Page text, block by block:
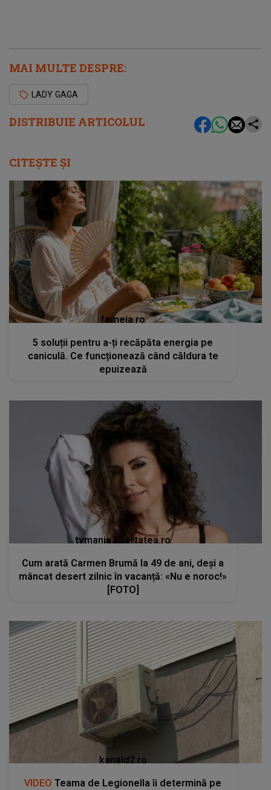
DISTRIBUIE ARTICOLUL
MAI MULTE DESPRE:
LADY GAGA
CITEȘTE ȘI
femeia.ro
5 soluții pentru a-ți recăpăta energia pe
caniculă. Ce funcționează când căldura te
epuizează
tvmania.libertatea.ro
Cum arată Carmen Brumă la 49 de ani, deși a
mâncat desert zilnic în vacanță: «Nu e noroc!»
[FOTO]
kanald2.ro
VIDEO Teama de Legionella îi determină pe